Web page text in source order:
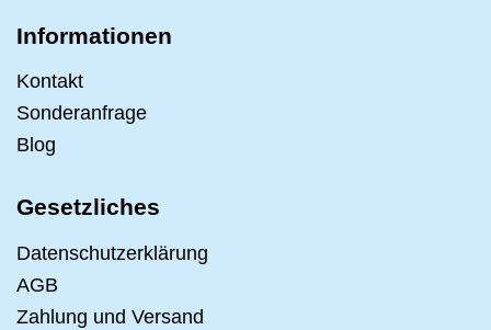
Informationen
Kontakt
Sonderanfrage
Blog
Gesetzliches
Datenschutzerklärung
AGB
Zahlung und Versand